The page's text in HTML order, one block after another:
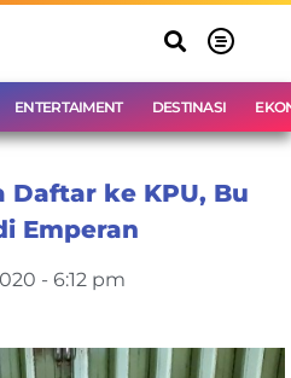
ENTERTAIMENT DESTINASI
Daftar ke KPU, Bu
Emperan
- 6:12 pm